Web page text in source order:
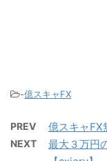
-億スキャFX
PREV 億スキャFX
NEXT
最大３万円